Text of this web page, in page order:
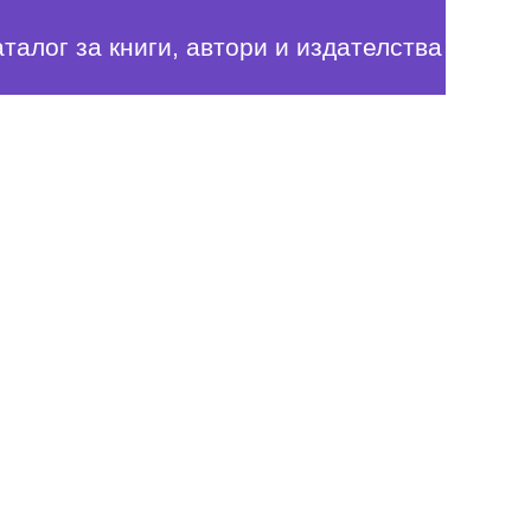
за книги, автори и издателства